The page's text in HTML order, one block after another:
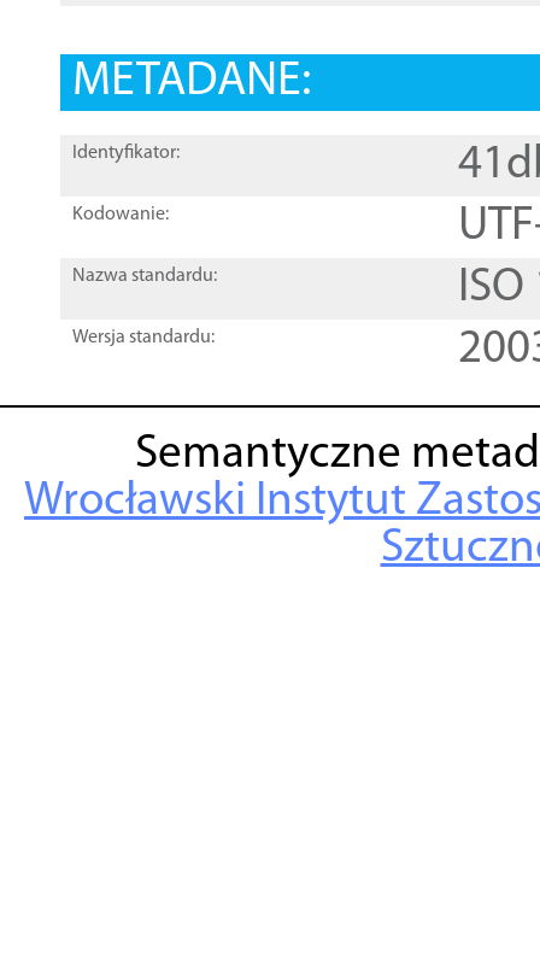
METADANE:
Identyfikator:
Kodowanie:
Nazwa standardu:
Wersja standardu:
Semantyczne
Wrocławski Instytut